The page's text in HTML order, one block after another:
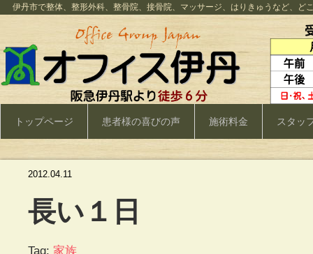
伊丹市で整体、整形外科、整骨院、接骨院、マッサージ、はりきゅうなど、
トップページ 患者様の喜びの声 施術料金 スタッ
2012.04.11
長い１日
Tag: 家族